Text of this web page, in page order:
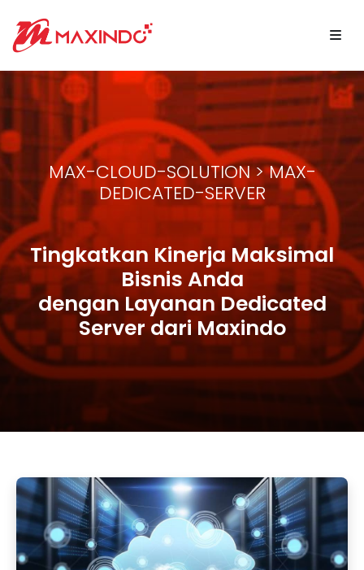
MAX-CLOUD-SOLUTION > MAX-
DEDICATED-SERVER
Tingkatkan Kinerja Maksimal
Bisnis Anda
dengan Layanan Dedicated
Server dari Maxindo